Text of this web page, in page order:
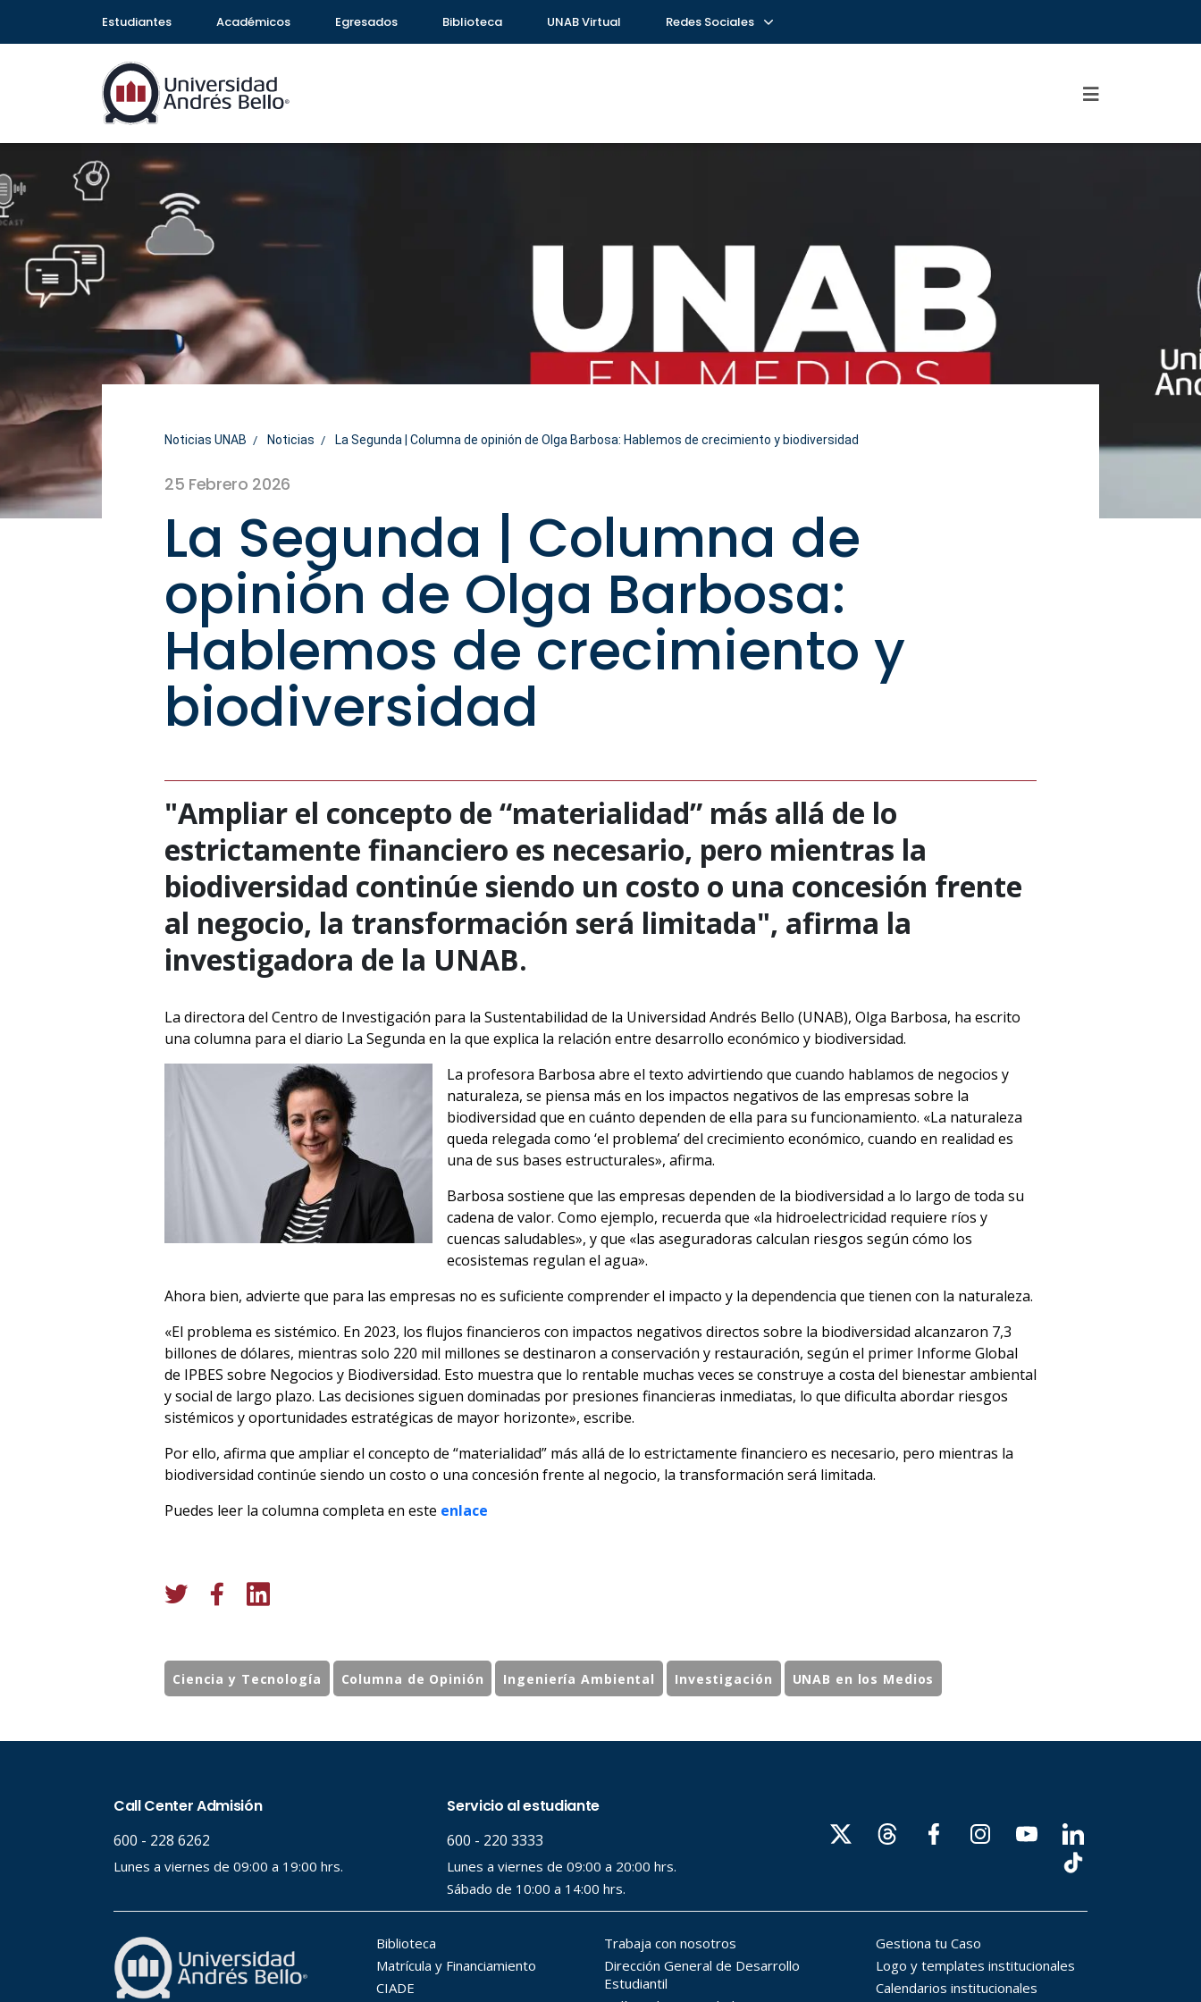
Estudiantes Académicos Egresados Biblioteca UNAB Virtual Redes Sociales
Noticias UNAB Noticias La Segunda | Columna de opinión de Olga Barbosa: Hablemos de crecimiento y biodiversidad
25 Febrero 2026
La Segunda | Columna de
opinión de Olga Barbosa:
Hablemos de crecimiento y
biodiversidad
"Ampliar el concepto de “materialidad” más allá de lo
estrictamente financiero es necesario, pero mientras la
biodiversidad continúe siendo un costo o una concesión frente
al negocio, la transformación será limitada", afirma la
investigadora de la UNAB.
La directora del Centro de Investigación para la Sustentabilidad de la Universidad Andrés Bello (UNAB), Olga Barbosa, ha escrito
una columna para el diario La Segunda en la que explica la relación entre desarrollo económico y biodiversidad.
La profesora Barbosa abre el texto advirtiendo que cuando hablamos de negocios y
naturaleza, se piensa más en los impactos negativos de las empresas sobre la
biodiversidad que en cuánto dependen de ella para su funcionamiento. «La naturaleza
queda relegada como ‘el problema’ del crecimiento económico, cuando en realidad es
una de sus bases estructurales», afirma.
Barbosa sostiene que las empresas dependen de la biodiversidad a lo largo de toda su
cadena de valor. Como ejemplo, recuerda que «la hidroelectricidad requiere ríos y
cuencas saludables», y que «las aseguradoras calculan riesgos según cómo los
ecosistemas regulan el agua».
Ahora bien, advierte que para las empresas no es suficiente comprender el impacto y la dependencia que tienen con la naturaleza.
«El problema es sistémico. En 2023, los flujos financieros con impactos negativos directos sobre la biodiversidad alcanzaron 7,3
billones de dólares, mientras solo 220 mil millones se destinaron a conservación y restauración, según el primer Informe Global
de IPBES sobre Negocios y Biodiversidad. Esto muestra que lo rentable muchas veces se construye a costa del bienestar ambiental
y social de largo plazo. Las decisiones siguen dominadas por presiones financieras inmediatas, lo que dificulta abordar riesgos
sistémicos y oportunidades estratégicas de mayor horizonte», escribe.
Por ello, afirma que ampliar el concepto de “materialidad” más allá de lo estrictamente financiero es necesario, pero mientras la
biodiversidad continúe siendo un costo o una concesión frente al negocio, la transformación será limitada.
Puedes leer la columna completa en este enlace
Ciencia y Tecnología Columna de Opinión Ingeniería Ambiental Investigación UNAB en los Medios